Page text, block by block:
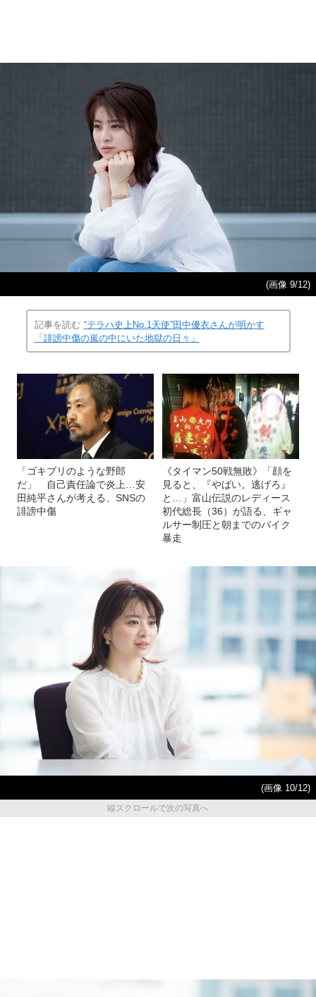
(画像 9/12)
記事を読む “テラハ史上No.1天使”田中優衣さんが明かす
「誹謗中傷の嵐の中にいた地獄の日々」
「ゴキブリのような野郎
だ」 自己責任論で炎上…安
田純平さんが考える、SNSの
誹謗中傷
《タイマン50戦無敗》「顔を
見ると、『やばい。逃げろ』
と…」富山伝説のレディース
初代総長（36）が語る、ギャ
ルサー制圧と朝までのバイク
暴走
(画像 10/12)
縦スクロールで次の写真へ